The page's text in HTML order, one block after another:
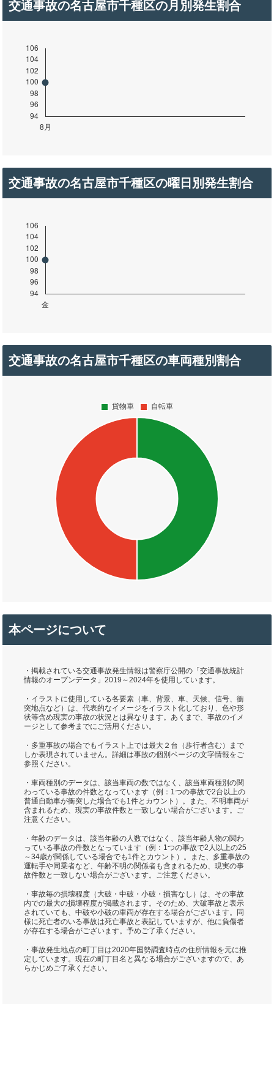
交通事故の名古屋市千種区の月別発生割合
交通事故の名古屋市千種区の曜日別発生割合
交通事故の名古屋市千種区の車両種別割合
本ページについて
・掲載されている交通事故発生情報は警察庁公開の「交通事故統計
情報のオープンデータ」2019～2024年を使用しています。
・イラストに使用している各要素（車、背景、車、天候、信号、衝
突地点など）は、代表的なイメージをイラスト化しており、色や形
状等含め現実の事故の状況とは異なります。あくまで、事故のイメ
ージとして参考までにご活用ください。
・多重事故の場合でもイラスト上では最大２台（歩行者含む）まで
しか表現されていません。詳細は事故の個別ページの文字情報をご
参照ください。
・車両種別のデータは、該当車両の数ではなく、該当車両種別の関
わっている事故の件数となっています（例：1つの事故で2台以上の
普通自動車が衝突した場合でも1件とカウント）。また、不明車両が
含まれるため、現実の事故件数と一致しない場合がございます。ご
注意ください。
・年齢のデータは、該当年齢の人数ではなく、該当年齢人物の関わ
っている事故の件数となっています（例：1つの事故で2人以上の25
～34歳が関係している場合でも1件とカウント）。また、多重事故の
運転手や同乗者など、年齢不明の関係者も含まれるため、現実の事
故件数と一致しない場合がございます。ご注意ください。
・事故毎の損壊程度（大破・中破・小破・損害なし）は、その事故
内での最大の損壊程度が掲載されます。そのため、大破事故と表示
されていても、中破や小破の車両が存在する場合がございます。同
様に死亡者のいる事故は死亡事故と表記していますが、他に負傷者
が存在する場合がございます。予めご了承ください。
・事故発生地点の町丁目は2020年国勢調査時点の住所情報を元に推
定しています。現在の町丁目名と異なる場合がございますので、あ
らかじめご了承ください。